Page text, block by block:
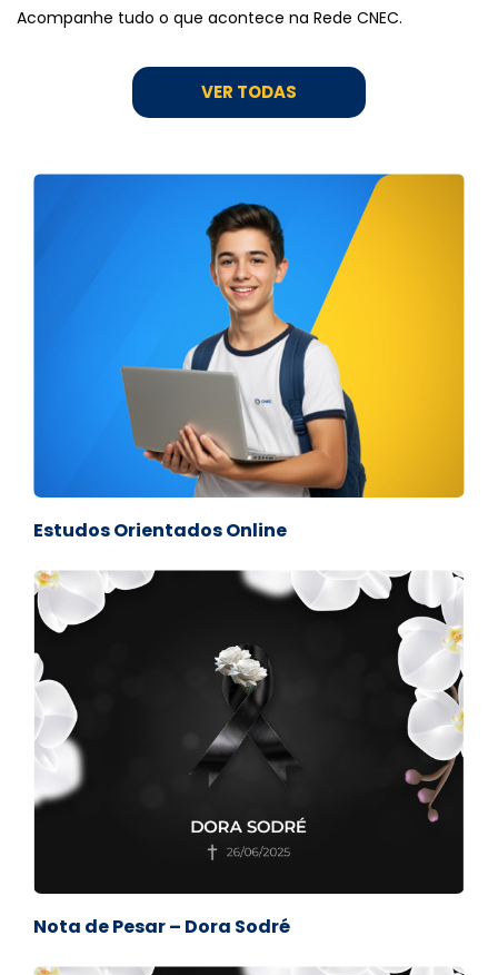
Acompanhe tudo o que acontece na Rede CNEC.
VER TODAS
Estudos Orientados Online
Nota de Pesar – Dora Sodré